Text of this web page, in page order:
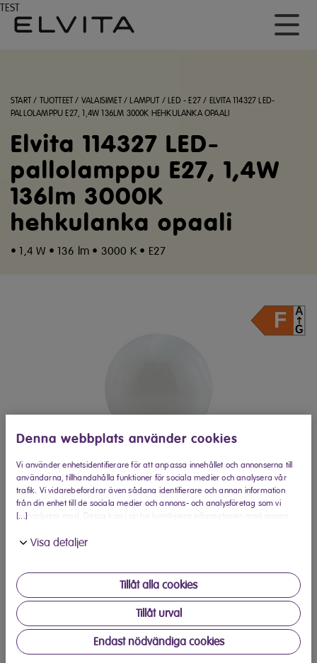
TEST
Denna webbplats använder cookies
[...]
Vi använder enhetsidentifierare för att anpassa innehållet och annonserna till
användarna, tillhandahålla funktioner för sociala medier och analysera vår
trafik. Vi vidarebefordrar även sådana identifierare och annan information
från din enhet till de sociala medier och annons- och analysföretag som vi
samarbetar med. Dessa kan i sin tur kombinera informationen med annan
använt deras tjänster.
Visa detaljer
Tillåt alla cookies
Tillåt urval
Endast nödvändiga cookies
START / TUOTTEET / VALAISIMET/LAMPUT /LED - E27 / ELVITA 114327 LED-
PALLOLAMPPU E27, 1,4W 136LM 3000K HEHKULANKA OPAALI
Elvita 114327 LED-
pallolamppu E27, 1,4W
136lm 3000K
hehkulanka opaali
• 1,4 W • 136 lm • 3000 K • E27
" target="_blank"> Saatavilla Veikon Koneelta
Tuotetiedot